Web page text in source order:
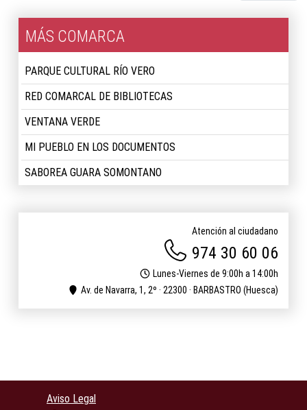
MÁS COMARCA
PARQUE CULTURAL RÍO VERO
RED COMARCAL DE BIBLIOTECAS
VENTANA VERDE
MI PUEBLO EN LOS DOCUMENTOS
SABOREA GUARA SOMONTANO
Atención al ciudadano
974 30 60 06
Lunes-Viernes de 9:00h a 14:00h
Av. de Navarra, 1, 2º · 22300 · BARBASTRO (Huesca)
Aviso Legal